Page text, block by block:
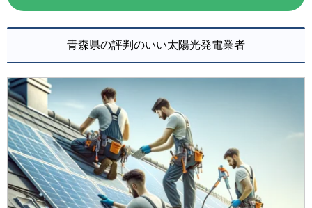
青森県の評判のいい太陽光発電業者